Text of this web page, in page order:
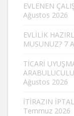
EVLENEN
Ağustos 2026
EVLİLİK
MUSUNUZ? 7
TİCARİ
Ağustos 2026
İTİRAZIN
Temmuz 2026